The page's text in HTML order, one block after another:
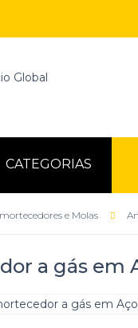
CATEGORIAS
e Molas
a gás em